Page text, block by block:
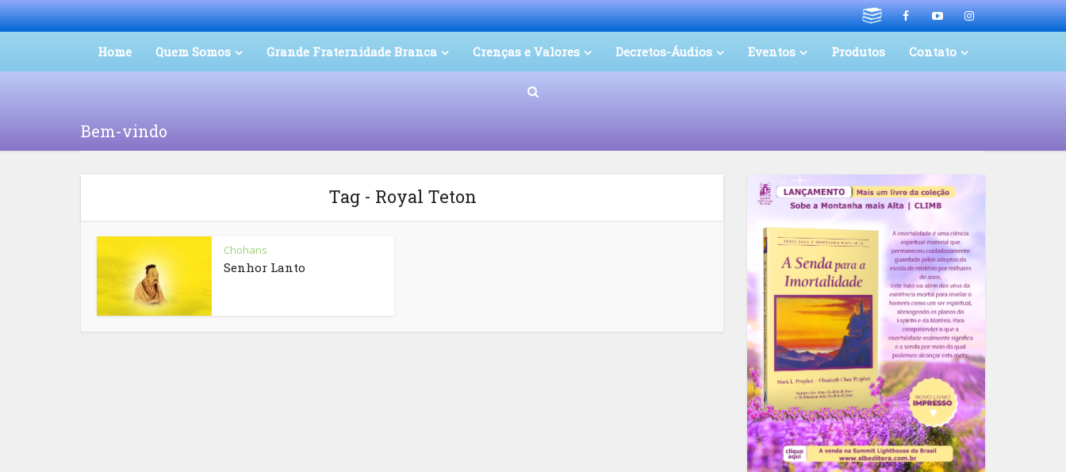
Home Quem Somos Grande Fraternidade Branca Crenças e Valores Decretos-Áudios Eventos Produtos Contato
Bem-vindo
Tag - Royal Teton
Chohans
Senhor Lanto